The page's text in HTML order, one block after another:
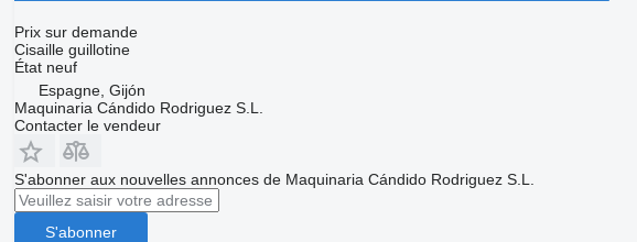
Prix sur demande
Cisaille guillotine
Étatneuf
Espagne, Gijón
Maquinaria Cándido Rodriguez S.L.
Contacter le vendeur
S'abonner aux nouvelles annonces de Maquinaria Cándido Rodriguez S.L.
S'abonner